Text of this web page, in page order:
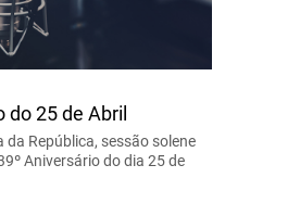
do 25 de Abril
da República, sessão solene
Aniversário do dia 25 de